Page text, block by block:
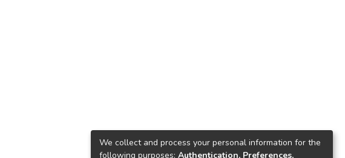
We collect and process your personal information for the
following purposes: Authentication, Preferences,